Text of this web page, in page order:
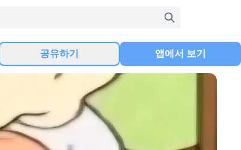
공유하기 앱에서 보기